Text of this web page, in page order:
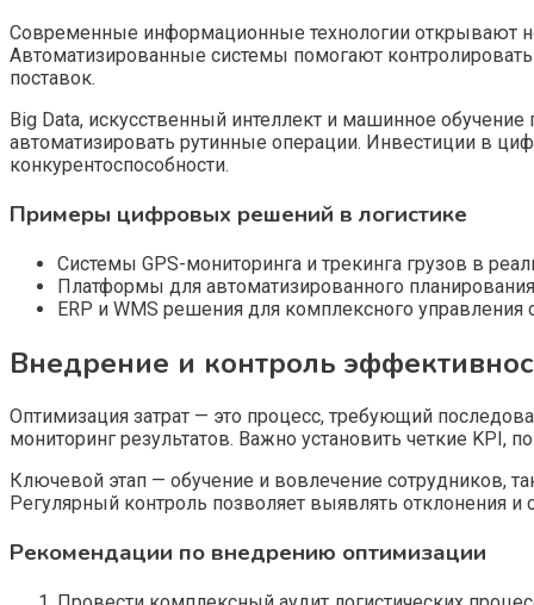
Современные информационные технологии открывают
Автоматизированные системы помогают
поставок.
Big Data, искусственный интеллект и машинное
автоматизировать рутинные операции. Инвестиции в
конкурентоспособности.
Примеры цифровых решений в логистике
Системы GPS-мониторинга и трекинга грузов в
Платформы для автоматизированного
ERP и WMS решения для комплексного управления
Внедрение и контроль
Оптимизация затрат — это процесс, требующий
мониторинг результатов. Важно установить четкие KPI,
Ключевой этап — обучение и вовлечение сотрудников,
Регулярный контроль позволяет выявлять отклонения
Рекомендации по внедрению оптимизации